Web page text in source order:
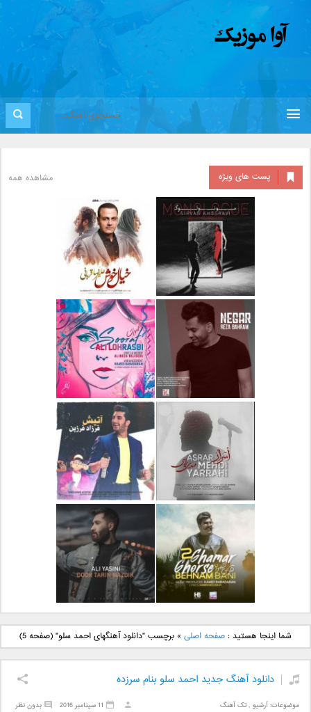
پست های ویژه مشاهده همه
دانلود آلبوم جدید سیروان
خسروی بنام مونولوگ
دانلود آهنگ جدید علیرضا
قربانی بنام خیال خوش
دانلود آهنگ جدید رضا
بهرام بنام نگار
دانلود آهنگ جدید علی
لهراسبی بنام صورت
دانلود آهنگ جدید مهدی
یراحی بنام اسرار
دانلود آهنگ جدید فرزاد
فرزین بنام آتیش
دانلود آهنگ جدید بهنام
بانی بنام قرص قمر 2
دانلود آهنگ جدید علی
یاسینی بنام دورترین نزدیک
شما اینجا هستید :صفحه اصلی »برچسب "دانلود آهنگهای احمد سلو"(صفحه 5)
دانلود آهنگ جدید احمد سلو بنام سرزده
موضوعات:آرشیو ,تک آهنگ بدون نظر 11 سپتامبر 2016